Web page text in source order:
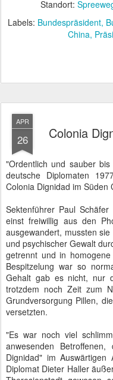
Standort:
Labels: Bundespräsident
China
APR
26 Colonia
"Ordentlich und sauber
deutsche Diplomaten
Colonia Dignidad im Süden
Sektenführer Paul
einst freiwillig aus den
ausgewandert, mussten
und psychischer Gewalt
getrennt und in
Bespitzelung war so
Gehalt gab es nicht, nur
trotzdem noch Zeit zum
Grundversorgung Pillen,
versetzten.
"Es war noch viel
anwesenden
Dignidad" im
Diplomat Dieter Haller